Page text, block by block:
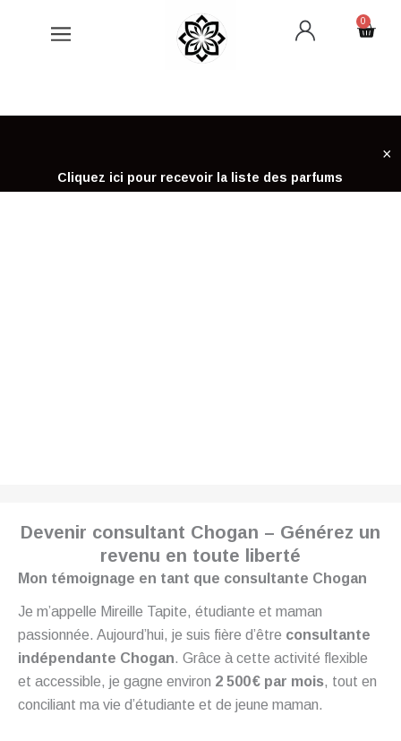
0
Cart
Cliquez ici pour recevoir la liste des parfums
×
Devenir consultant Chogan – Générez un
revenu en toute liberté
Mon témoignage en tant que consultante Chogan
Je m’appelle Mireille Tapite, étudiante et maman
passionnée. Aujourd’hui, je suis fière d’être consultante
indépendante Chogan. Grâce à cette activité flexible
et accessible, je gagne environ 2 500 € par mois, tout en
conciliant ma vie d’étudiante et de jeune maman.